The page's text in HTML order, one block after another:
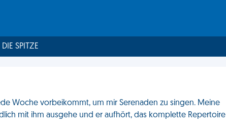
DIE SPITZE
Woche vorbeikommt, um mir Serenaden zu singen. Meine
mit ihm ausgehe und er aufhört, das komplette Repertoire